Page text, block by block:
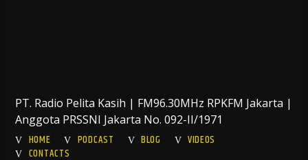
PT. Radio Pelita Kasih | FM96.30MHz RPKFM Jakarta |
Anggota PRSSNI Jakarta No. 092-II/1971
HOME
PODCAST BLOG
VIDEOS
CONTACTS